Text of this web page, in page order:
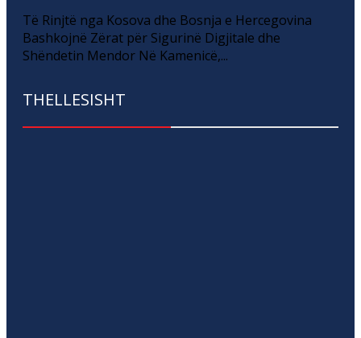
Të Rinjtë nga Kosova dhe Bosnja e Hercegovina
Bashkojnë Zërat për Sigurinë Digjitale dhe
Shëndetin Mendor Në Kamenicë,...
THELLESISHT